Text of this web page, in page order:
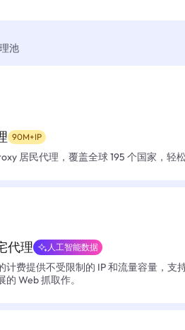
池
90M+IP
居民代理，覆盖全球 195 个国家，轻
代理 人工智能数据
计费提供不受限制的 IP 和流量容量，支
的 Web 抓取作。